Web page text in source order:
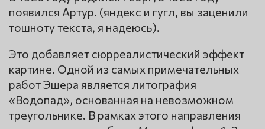
появился Артур. (яндекс и гугл, вы заценили
тошноту текста, я надеюсь).
Это добавляет сюрреалистический эффект
картине. Одной из самых примечательных
работ Эшера является литография
«Водопад», основанная на невозможном
треугольнике. В рамках этого направления